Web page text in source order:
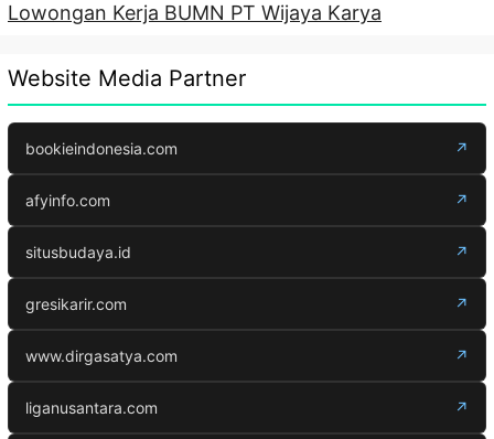
Lowongan Kerja BUMN PT Wijaya Karya
Website Media Partner
bookieindonesia.com ↗
afyinfo.com ↗
situsbudaya.id ↗
gresikarir.com ↗
www.dirgasatya.com ↗
liganusantara.com ↗